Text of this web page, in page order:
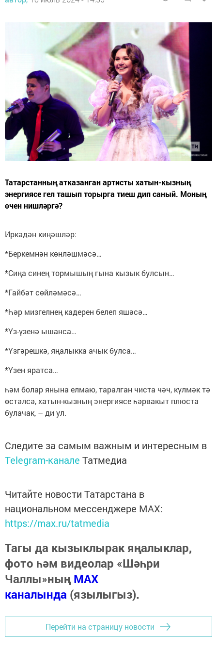
Татарстанның атказанган артисты хатын-кызның
энергиясе гел ташып торырга тиеш дип саный. Моның
өчен нишләргә?
Иркәдән киңәшләр:
*Беркемнән көнләшмәсә…
*Сиңа синең тормышың гына кызык булсын…
*Гайбәт сөйләмәсә…
*Һәр мизгелнең кадерен белеп яшәсә…
*Үз-үзенә ышанса…
*Үзгәрешкә, яңалыкка ачык булса…
*Үзен яратса…
һәм болар янына елмаю, таралган чиста чәч, күлмәк тә
өстәлсә, хатын-кызның энергиясе һәрвакыт плюста
булачак, – ди ул.
Следите за самым важным и интересным в
Telegram-канале Татмедиа
Читайте новости Татарстана в
национальном мессенджере MАХ:
https://max.ru/tatmedia
Тагы да кызыклырак яңалыклар,
фото һәм видеолар «Шәһри
Чаллы»ныңMAX
каналында (язылыгыз).
Перейти на страницу новости